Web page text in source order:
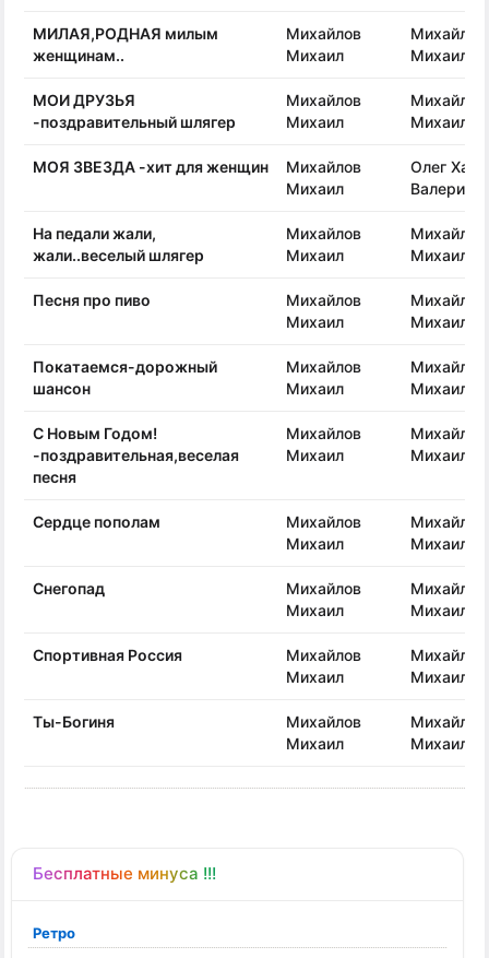
Бесплатные минуса !!!
Ретро
МИЛАЯ,РОДНАЯ милым
женщинам..
Михайлов
Михаил
Михайлов
Михаил
МОИ ДРУЗЬЯ
-поздравительный шлягер
Михайлов
Михаил
Михайлов
Михаил
МОЯ ЗВЕЗДА -хит для женщин
Михайлов
Михаил
Олег
Валерия
На педали жали,
жали..веселый шлягер
Михайлов
Михаил
Михайлов
Михаил
Песня про пиво
Михайлов
Михаил
Михайлов
Михаил
Покатаемся-дорожный
шансон
Михайлов
Михаил
Михайлов
Михаил
С Новым Годом!
-поздравительная,веселая
песня
Михайлов
Михаил
Михайлов
Михаил
Сердце пополам
Михайлов
Михаил
Михайлов
Михаил
Снегопад
Михайлов
Михаил
Михайлов
Михаил
Спортивная Россия
Михайлов
Михаил
Михайлов
Михаил
Ты-Богиня
Михайлов
Михаил
Михайлов
Михаил